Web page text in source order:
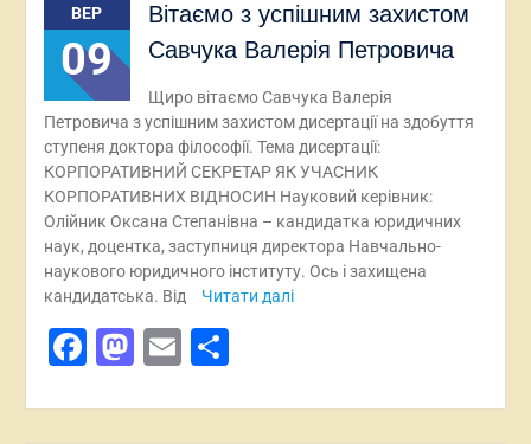
ВЕР
09
Вітаємо з успішним захистом
Савчука Валерія Петровича
Щиро вітаємо Савчука Валерія
Петровича з успішним захистом дисертації на здобуття
ступеня доктора філософії. Тема дисертації:
КОРПОРАТИВНИЙ СЕКРЕТАР ЯК УЧАСНИК
КОРПОРАТИВНИХ ВІДНОСИН Науковий керівник:
Олійник Оксана Степанівна – кандидатка юридичних
наук, доцентка, заступниця директора Навчально-
наукового юридичного інституту. Ось і захищена
кандидатська. Від
Читати далі
Facebook
Mastodon
EmailПоділитися